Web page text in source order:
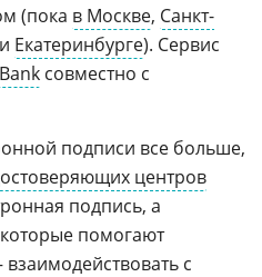
(пока в Москве, Санкт-
и Екатеринбурге). Сервис
совместно с
подписи все больше,
центров
подпись, а
помогают
с